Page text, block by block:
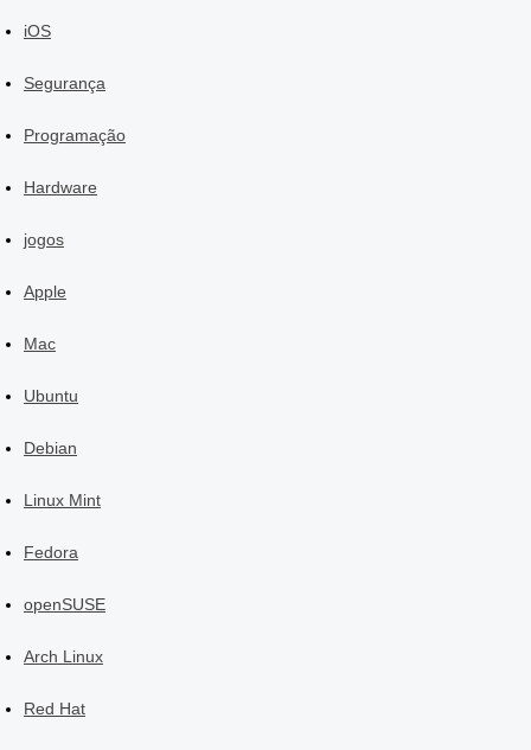
iOS
Segurança
Programação
Hardware
jogos
Apple
Mac
Ubuntu
Debian
Linux Mint
Fedora
openSUSE
Arch Linux
Red Hat